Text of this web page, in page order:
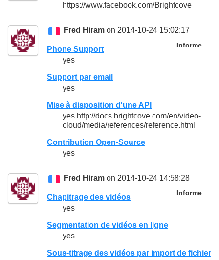
https://www.facebook.com/Brightcove
Fred Hiram on 2014-10-24 15:02:17
Informe
Phone Support
yes
Support par email
yes
Mise à disposition d'une API
yes http://docs.brightcove.com/en/video-
cloud/media/references/reference.html
Contribution Open-Source
yes
Fred Hiram on 2014-10-24 14:58:28
Informe
Chapitrage des vidéos
yes
Segmentation de vidéos en ligne
yes
Sous-titrage des vidéos par import de fichier